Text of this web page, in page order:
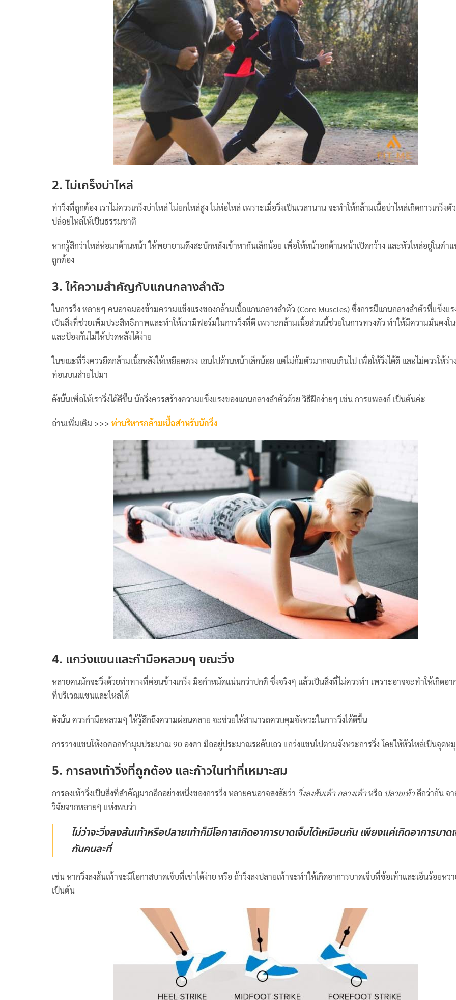
2. ไม่เกร็งบ่าไหล่
ท่าวิ่งที่ถูกต้อง เราไม่ควรเกร็งบ่าไหล่ ไม่ยกไหล่สูง ไม่ห่อไหล่ เพราะเมื่อวิ่งเป็นเวลานาน จะทำให้กล้ามเนื้อบ่าไหล่เกิดการเกร็งตั
ปล่อยไหล่ให้เป็นธรรมชาติ
หากรู้สึกว่าไหล่ห่อมาด้านหน้า ให้พยายามดึงสะบักหลังเข้าหากันเล็กน้อย เพื่อให้หน้าอกด้านหน้าเปิดกว้าง และหัวไหล่อยู่ในตำ
ถูกต้อง
3. ให้ความสำคัญกับแกนกลางลำตัว
ในการวิ่ง หลายๆ คนอาจมองข้ามความแข็งแรงของกล้ามเนื้อแกนกลางลำตัว (Core Muscles) ซึ่งการมีแกนกลางลำตัวที่แข็งแ
เป็นสิ่งที่ช่วยเพิ่มประสิทธิภาพและทำให้เรามีฟอร์มในการวิ่งที่ดี เพราะกล้ามเนื้อส่วนนี้ช่วยในการทรงตัว ทำให้มีความมั่นคงใน
และป้องกันไม่ให้ปวดหลังได้ง่าย
ในขณะที่วิ่งควรยืดกล้ามเนื้อหลังให้เหยียดตรง เอนไปด้านหน้าเล็กน้อย แต่ไม่ก้มตัวมากจนเกินไป เพื่อให้วิ่งได้ดี และไม่ควรให้ร่า
ท่อนบนส่ายไปมา
ดังนั้นเพื่อให้เราวิ่งได้ดีขึ้น นักวิ่งควรสร้างความแข็งแรงของแกนกลางลำตัวด้วย วิธีฝึกง่ายๆ เช่น การแพลงก์ เป็นต้นค่ะ
อ่านเพิ่มเติม >>> ท่าบริหารกล้ามเนื้อสำหรับนักวิ่ง
4. แกว่งแขนและกำมือหลวมๆ ขณะวิ่ง
หลายคนมักจะวิ่งด้วยท่าทางที่ค่อนข้างเกร็ง มือกำหมัดแน่นกว่าปกติ ซึ่งจริงๆ แล้วเป็นสิ่งที่ไม่ควรทำ เพราะอาจจะทำให้เกิดอา
ที่บริเวณแขนและไหล่ได้
ดังนั้น ควรกำมือหลวมๆ ให้รู้สึกถึงความผ่อนคลาย จะช่วยให้สามารถควบคุมจังหวะในการวิ่งได้ดีขึ้น
การวางแขนให้งอศอกทำมุมประมาณ 90 องศา มืออยู่ประมาณระดับเอว แกว่งแขนไปตามจังหวะการวิ่ง โดยให้หัวไหล่เป็นจุดห
5. การลงเท้าวิ่งที่ถูกต้อง และก้าวในท่าที่เหมาะสม
การลงเท้าวิ่งเป็นสิ่งที่สำคัญมากอีกอย่างหนึ่งของการวิ่ง หลายคนอาจสงสัยว่า วิ่งลงส้นเท้า กลางเท้าหรือ ปลายเท้าดีกว่ากัน จา
วิจัยจากหลายๆ แห่งพบว่า
ไม่ว่าจะวิ่งลงส้นเท้าหรือปลายเท้าก็มีโอกาสเกิดอาการบาดเจ็บได้เหมือนกัน เพียงแค่เกิดอาการบาด
กันคนละที่
เช่น หากวิ่งลงส้นเท้าจะมีโอกาสบาดเจ็บที่เข่าได้ง่าย หรือ ถ้าวิ่งลงปลายเท้าจะทำให้เกิดอาการบาดเจ็บที่ข้อเท้าและเอ็นร้อยหว
เป็นต้น